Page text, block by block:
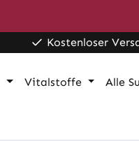
Kostenloser
Vitalstoffe Alle